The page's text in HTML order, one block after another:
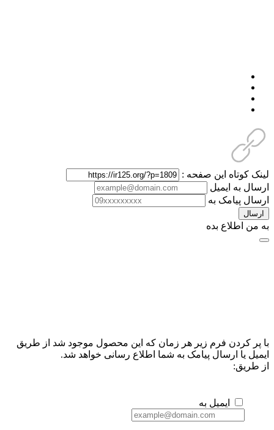
لینک کوتاه این صفحه :
ارسال به ایمیل
ارسال پیامک به
ارسال
به من اطلاع بده
با پر کردن فرم زیر هر زمان که این محصول موجود شد از طریق
ایمیل یا ارسال پیامک به شما اطلاع رسانی خواهد شد.
از طریق:
ایمیل به